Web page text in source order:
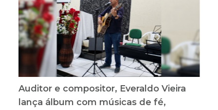
Auditor e compositor, Everaldo Vieira
lança álbum com músicas de fé,